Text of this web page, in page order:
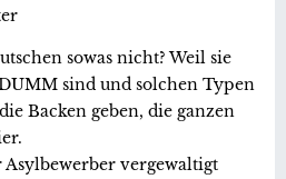
sowas nicht? Weil sie
sind und solchen Typen
Backen geben, die ganzen
vergewaltigt